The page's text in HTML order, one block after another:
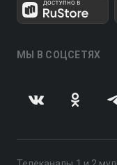
МЫ В СОЦСЕТЯХ